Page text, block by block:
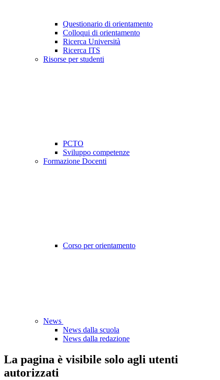
Questionario di orientamento
Colloqui di orientamento
Ricerca Università
Ricerca ITS
Risorse per studenti
PCTO
Sviluppo competenze
Formazione Docenti
Corso per orientamento
News
News dalla scuola
News dalla redazione
La pagina è visibile solo agli utenti
autorizzati